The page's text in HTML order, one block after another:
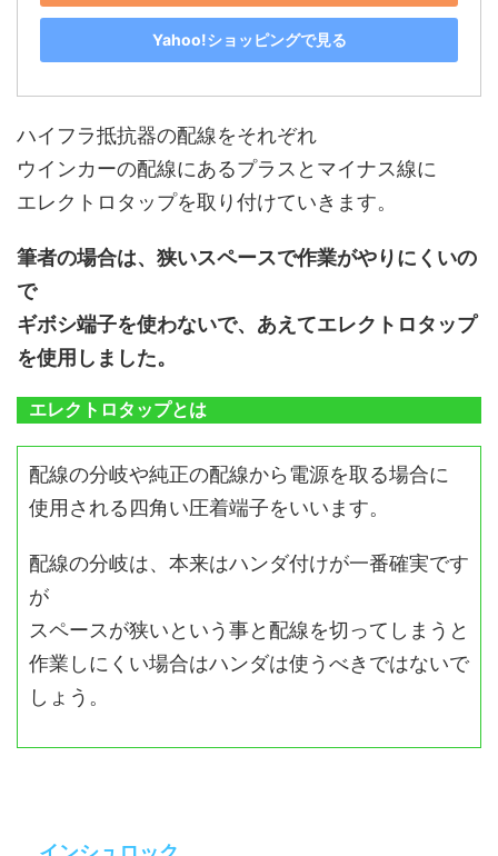
Yahoo!ショッピングで見る
ハイフラ抵抗器の配線をそれぞれ
ウインカーの配線にあるプラスとマイナス線に
エレクトロタップを取り付けていきます。
筆者の場合は、狭いスペースで作業がやりにくいの
で
ギボシ端子を使わないで、あえてエレクトロタップ
を使用しました。
エレクトロタップとは
配線の分岐や純正の配線から電源を取る場合に
使用される四角い圧着端子をいいます。
配線の分岐は、本来はハンダ付けが一番確実です
が
スペースが狭いという事と配線を切ってしまうと
作業しにくい場合はハンダは使うべきではないで
しょう。